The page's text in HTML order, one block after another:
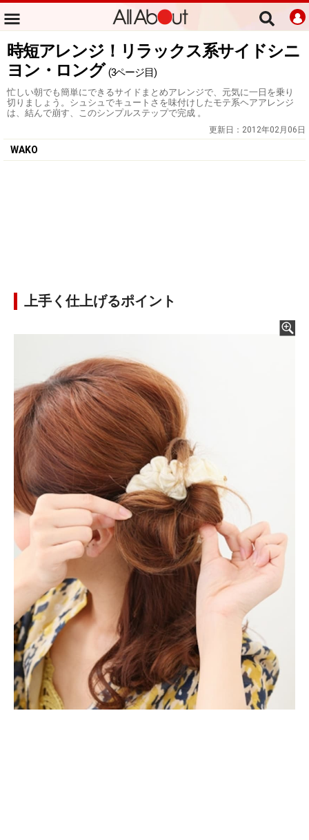
時短アレンジ！リラックス系サイドシニ
ヨン・ロング (3ページ目)
忙しい朝でも簡単にできるサイドまとめアレンジで、元気に一日を乗り
切りましょう。シュシュでキュートさを味付けしたモテ系ヘアアレンジ
は、結んで崩す、このシンプルステップで完成 。
更新日： 2012年02月06日
WAKO
上手く仕上げるポイント